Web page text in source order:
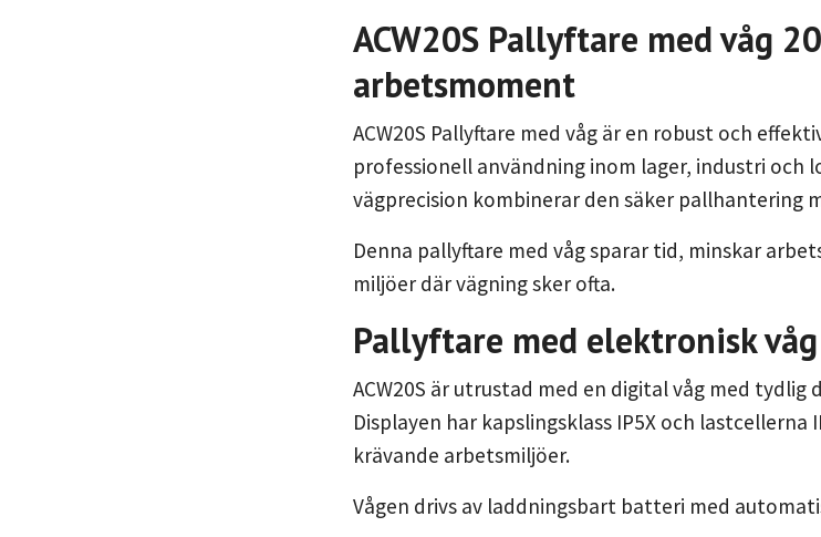
ACW20S Pallyftare med våg
arbetsmoment
ACW20S Pallyftare med våg är en robust och
professionell användning inom lager, industri och
vägprecision kombinerar den säker pallhantering
Denna pallyftare med våg sparar tid, minskar
miljöer där vägning sker ofta.
Pallyftare med elektronisk
ACW20S är utrustad med en digital våg med
Displayen har kapslingsklass IP5X och
krävande arbetsmiljöer.
Vågen drivs av laddningsbart batteri med